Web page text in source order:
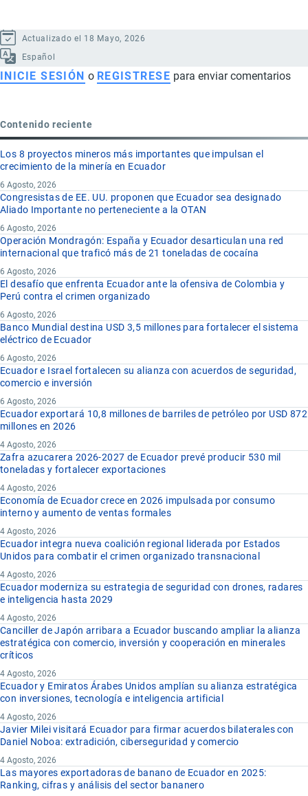
Actualizado el 18 Mayo, 2026
Español
INICIE SESIÓN o REGISTRESE para enviar comentarios
Contenido reciente
Los 8 proyectos mineros más importantes que impulsan el
crecimiento de la minería en Ecuador
6 Agosto, 2026
Congresistas de EE. UU. proponen que Ecuador sea designado
Aliado Importante no perteneciente a la OTAN
6 Agosto, 2026
Operación Mondragón: España y Ecuador desarticulan una red
internacional que traficó más de 21 toneladas de cocaína
6 Agosto, 2026
El desafío que enfrenta Ecuador ante la ofensiva de Colombia y
Perú contra el crimen organizado
6 Agosto, 2026
Banco Mundial destina USD 3,5 millones para fortalecer el sistema
eléctrico de Ecuador
6 Agosto, 2026
Ecuador e Israel fortalecen su alianza con acuerdos de seguridad,
comercio e inversión
6 Agosto, 2026
Ecuador exportará 10,8 millones de barriles de petróleo por USD 872
millones en 2026
4 Agosto, 2026
Zafra azucarera 2026-2027 de Ecuador prevé producir 530 mil
toneladas y fortalecer exportaciones
4 Agosto, 2026
Economía de Ecuador crece en 2026 impulsada por consumo
interno y aumento de ventas formales
4 Agosto, 2026
Ecuador integra nueva coalición regional liderada por Estados
Unidos para combatir el crimen organizado transnacional
4 Agosto, 2026
Ecuador moderniza su estrategia de seguridad con drones, radares
e inteligencia hasta 2029
4 Agosto, 2026
Canciller de Japón arribara a Ecuador buscando ampliar la alianza
estratégica con comercio, inversión y cooperación en minerales
críticos
4 Agosto, 2026
Ecuador y Emiratos Árabes Unidos amplían su alianza estratégica
con inversiones, tecnología e inteligencia artificial
4 Agosto, 2026
Javier Milei visitará Ecuador para firmar acuerdos bilaterales con
Daniel Noboa: extradición, ciberseguridad y comercio
4 Agosto, 2026
Las mayores exportadoras de banano de Ecuador en 2025:
Ranking, cifras y análisis del sector bananero